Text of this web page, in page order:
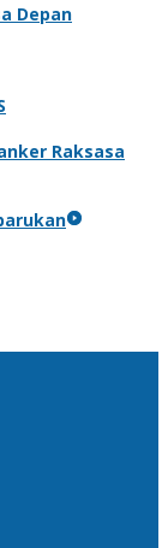
Depan
Raksasa